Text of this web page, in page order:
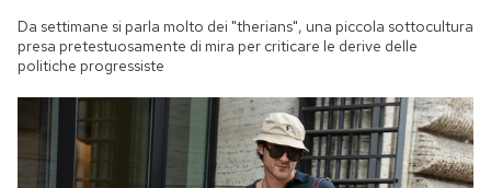
Da settimane si parla molto dei "therians", una piccola sottocultura
presa pretestuosamente di mira per criticare le derive delle
politiche progressiste